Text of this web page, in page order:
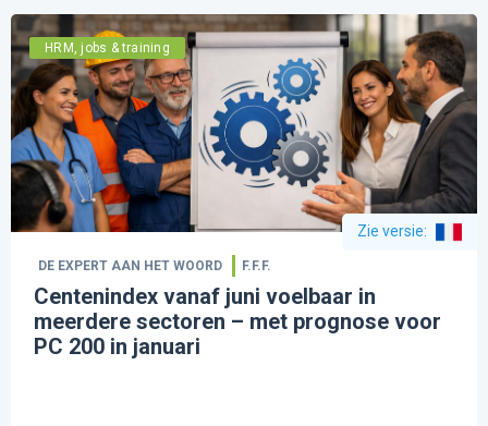
HRM, jobs & training
Zie versie:
DE EXPERT AAN HET WOORD F.F.F.
Centenindex vanaf juni voelbaar in
meerdere sectoren – met prognose voor
PC 200 in januari